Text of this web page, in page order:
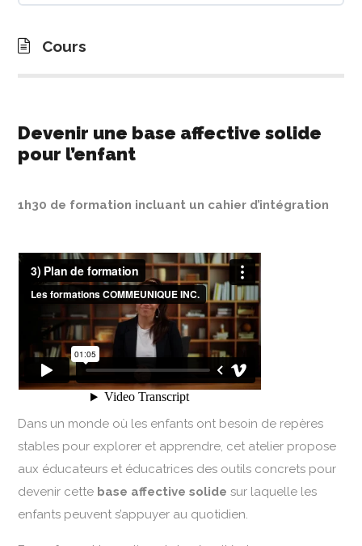
Cours
Devenir une base affective solide
pour l’enfant
1h30 de formation incluant un cahier d’intégration
Dans un monde où les enfants ont besoin de repères
stables pour explorer et apprendre, cet atelier propose
aux éducateurs et éducatrices des outils concrets pour
devenir cette base affective solide sur laquelle les
enfants peuvent s’appuyer au quotidien.